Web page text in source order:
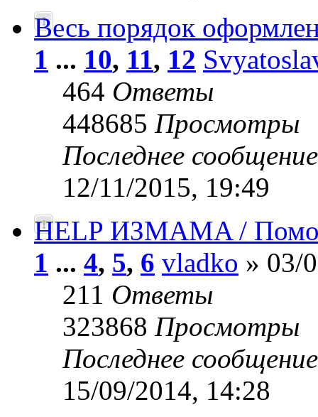
Весь порядок
1 ... 10, 11, 12
464 Ответы
448685 Просмотры
Последнее
12/11/2015, 19:49
HELP ИЗМАМA /
1 ... 4, 5, 6 vladko » 03/
211 Ответы
323868 Просмотры
Последнее
15/09/2014, 14:28